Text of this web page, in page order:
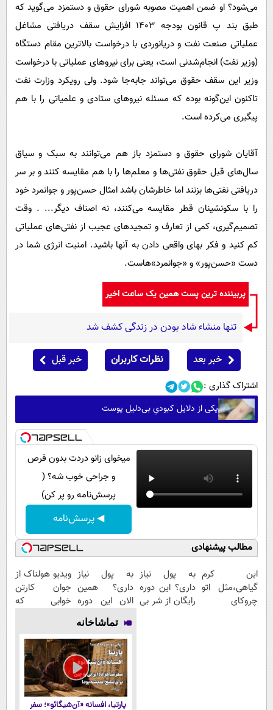
می‌شود؟ او ضمن اهمیت مصوبه شورای حقوق و دستمزد می‌گوید که
طبق بند پ قانون بودجه 1403 افزایش سقف دریافتی مشاغل
عملیاتی صنعت نفت و دریانوردی با درخواست بالاترین مقام دستگاه
(وزیر نفت) انجام‌شدنی است، یعنی برای نیروهای عملیاتی با درخواست
وزیر این سقف حقوق می‌تواند جابه‌جا شود. ولی رویکرد وزارت نفت
تاکنون این‌گونه بوده که مسئله نیروهای ستادی و علمیاتی را با هم
پیگیری می‌کرده است.
آقایان شورای حقوق و دستمزد باز هم می‌توانند به سبک و سیاق
سال‌های قبل حقوق نفتی‌ها و معلم‌ها را با هم مقایسه کنند و بر سر
دریافتی نفتی‌ها بزنند اما خاطرشان باشد امثال حسن‌پور و جوانمرد خود
را با سکونشینان قطر مقایسه می‌کنند، نه اصناف دیگر... . وقت
تصمیم‌گیری، کمی از تعارف و تمجیدهای عجیب از نفتی‌های عملیاتی
کم کنید و فکر بهای واقعی دادن به آنها باشید. امنیت انرژی شما در
دست «حسن‌پور» و «جوانمرد»هاست.
پربیننده ترین پست همین یک ساعت اخیر
تنها منشاء شاد بودن در زندگی کشف شد
خبر بعد نظرات کاربران خبر قبل
اشتراک گذاری :
یکی از دلایل کبودیِ بی‌دلیل پوست
میخوای زانو دردت بدون قرص
و جراحی خوب شه؟ (
پرسش‌نامه رو پر کن)
◀ پرسش‌نامه
مطالب پیشنهادی
این کرم
گیاهی،مثل اتو
چروکای
به پول نیاز
داری؟ این دوره
رایگان از شر بی
به پول نیاز
داری؟ همین
الان این دوره
رایگان رو شرکت
کن تا دیر
نشده!
ویدیو هولناک از
جوان کارتن
خوابی که
تماشاخانه
پارتیا، افسانه «آن‌شیگائو»؛ سفر